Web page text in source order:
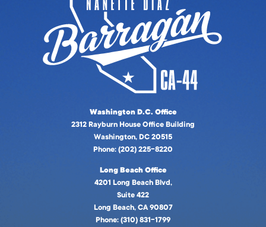
Washington D.C. Office
2312 Rayburn House Office Building
Washington, DC 20515
Phone: (202) 225-8220
Long Beach Office
4201 Long Beach Blvd,
Suite 422
Long Beach, CA 90807
Phone: (310) 831-1799